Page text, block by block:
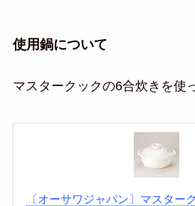
使用鍋について
マスタークックの6合炊きを使
〔オーサワジャパン〕マスター